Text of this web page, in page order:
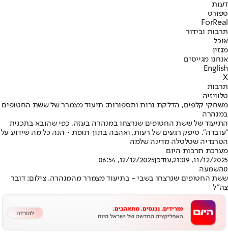
דעות
ספורט
ForReal
תרבות ובידור
אוכל
מגזין
אנחנו מגייסים
English
X
תרבות
טלוויזיה
משחקי קלפים, הדלקת נרות ותספורות: תיעוד מצמרר של ששת החטופים
במנהרה
התיעוד של ששת החטופים שנרצחו במנהרה בעזה, כפי שהובא בתכנית
"עובדה", סיפק רגעים של רעות, ואהבה בתוך תופת • הנה כל מה שידוע על
הטרגדיה שטלטלה מדינה שלמה
מערכת תרבות היום
11/12/2025, 21:09
,עודכן12/12/2025, 06:54
0השמעה
ששת החטופים שנרצחו בשבי - בתיעוד מצמרר מהמנהרה. צילום: דובר
צה"ל